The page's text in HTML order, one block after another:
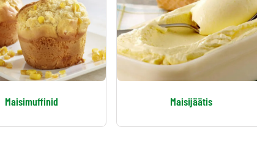
Maisimuffinid Maisijäätis